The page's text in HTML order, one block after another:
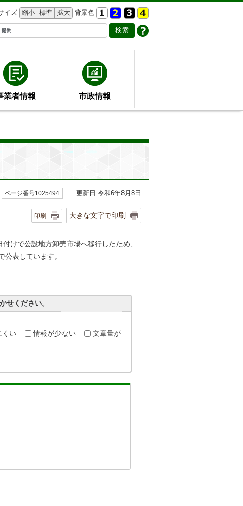
イズ 縮小 標準 拡大 背景色
業者情報 市政情報
ページ番号1025494 更新日 令和6年8月8日
印刷 大きな文字で印刷
けで公設地方卸売市場へ移行したため、
表しています。
せください。
くい 情報が少ない
文章量が